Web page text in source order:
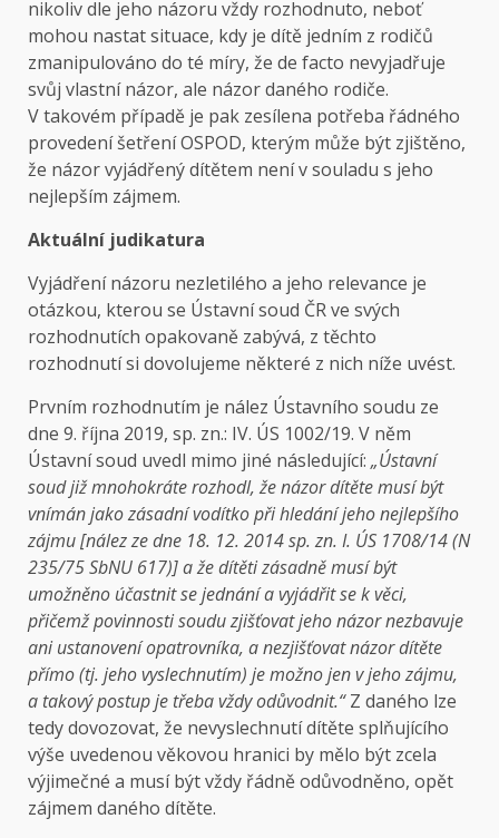
nikoliv dle jeho názoru vždy rozhodnuto, neboť
mohou nastat situace, kdy je dítě jedním z rodičů
zmanipulováno do té míry, že de facto nevyjadřuje
svůj vlastní názor, ale názor daného rodiče.
V takovém případě je pak zesílena potřeba řádného
provedení šetření OSPOD, kterým může být zjištěno,
že názor vyjádřený dítětem není v souladu s jeho
nejlepším zájmem.
Aktuální judikatura
Vyjádření názoru nezletilého a jeho relevance je
otázkou, kterou se Ústavní soud ČR ve svých
rozhodnutích opakovaně zabývá, z těchto
rozhodnutí si dovolujeme některé z nich níže uvést.
Prvním rozhodnutím je nález Ústavního soudu ze
dne 9. října 2019, sp. zn.: IV. ÚS 1002/19. V něm
Ústavní soud uvedl mimo jiné následující: „Ústavní
soud již mnohokráte rozhodl, že názor dítěte musí být
vnímán jako zásadní vodítko při hledání jeho nejlepšího
zájmu [nález ze dne 18. 12. 2014 sp. zn. I. ÚS 1708/14 (N
235/75 SbNU 617)] a že dítěti zásadně musí být
umožněno účastnit se jednání a vyjádřit se k věci,
přičemž povinnosti soudu zjišťovat jeho názor nezbavuje
ani ustanovení opatrovníka, a nezjišťovat názor dítěte
přímo (tj. jeho vyslechnutím) je možno jen v jeho zájmu,
a takový postup je třeba vždy odůvodnit.“Z daného lze
tedy dovozovat, že nevyslechnutí dítěte splňujícího
výše uvedenou věkovou hranici by mělo být zcela
výjimečné a musí být vždy řádně odůvodněno, opět
zájmem daného dítěte.